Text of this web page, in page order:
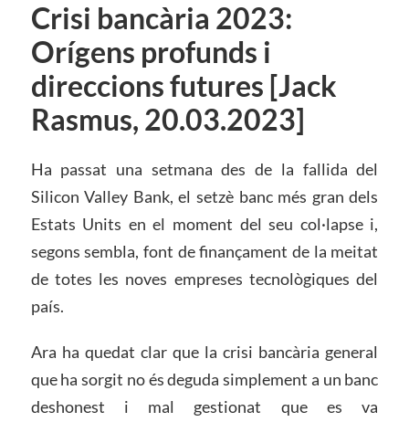
Crisi bancària 2023:
Orígens profunds i
direccions futures [Jack
Rasmus, 20.03.2023]
Ha passat una setmana des de la fallida del
Silicon Valley Bank, el setzè banc més gran dels
Estats Units en el moment del seu col·lapse i,
segons sembla, font de finançament de la meitat
de totes les noves empreses tecnològiques del
país.
Ara ha quedat clar que la crisi bancària general
que ha sorgit no és deguda simplement a un banc
deshonest i mal gestionat que es va